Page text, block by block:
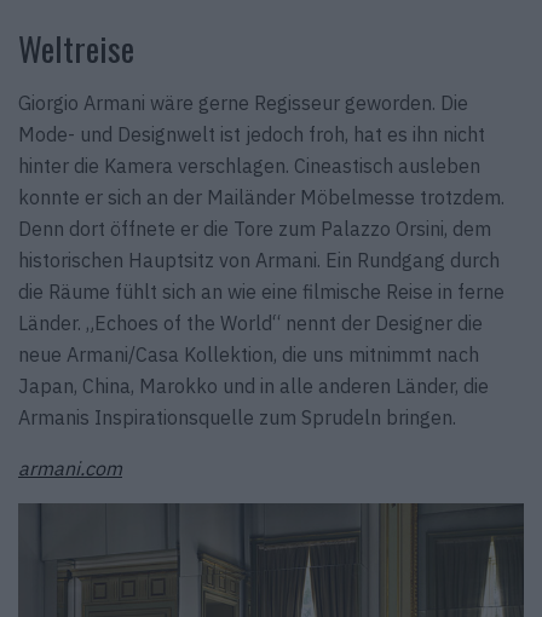
Weltreise
Giorgio Armani wäre gerne Regisseur geworden. Die
Mode- und Designwelt ist jedoch froh, hat es ihn nicht
hinter die Kamera verschlagen. Cineastisch ausleben
konnte er sich an der Mailänder Möbelmesse trotzdem.
Denn dort öffnete er die Tore zum Palazzo Orsini, dem
historischen Hauptsitz von Armani. Ein Rundgang durch
die Räume fühlt sich an wie eine filmische Reise in ferne
Länder. „Echoes of the World“ nennt der Designer die
neue Armani/Casa Kollektion, die uns mitnimmt nach
Japan, China, Marokko und in alle anderen Länder, die
Armanis Inspirations­quelle zum Sprudeln bringen.
armani.com